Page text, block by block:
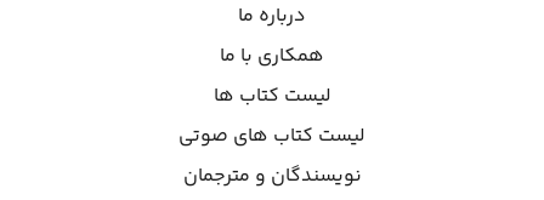
درباره ما
همکاری با ما
لیست کتاب ها
لیست کتاب های صوتی
نویسندگان و مترجمان